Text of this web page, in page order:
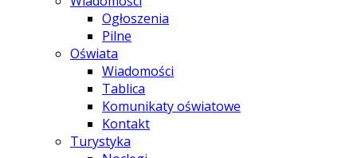
Ogłoszenia
Pilne
Oświata
Wiadomości
Tablica
Komunikaty oświatowe
Kontakt
Turystyka